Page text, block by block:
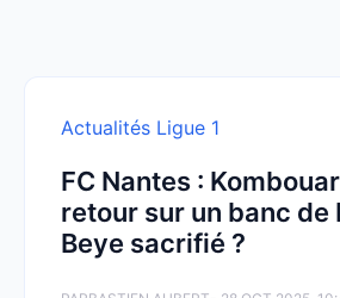
Actualités Ligue 1
FC Nantes :
retour sur un banc de
Beye sacrifié ?